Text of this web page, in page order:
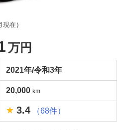
現在）
万円
2021年/令和3年
20,000 km
3.4 （68件）